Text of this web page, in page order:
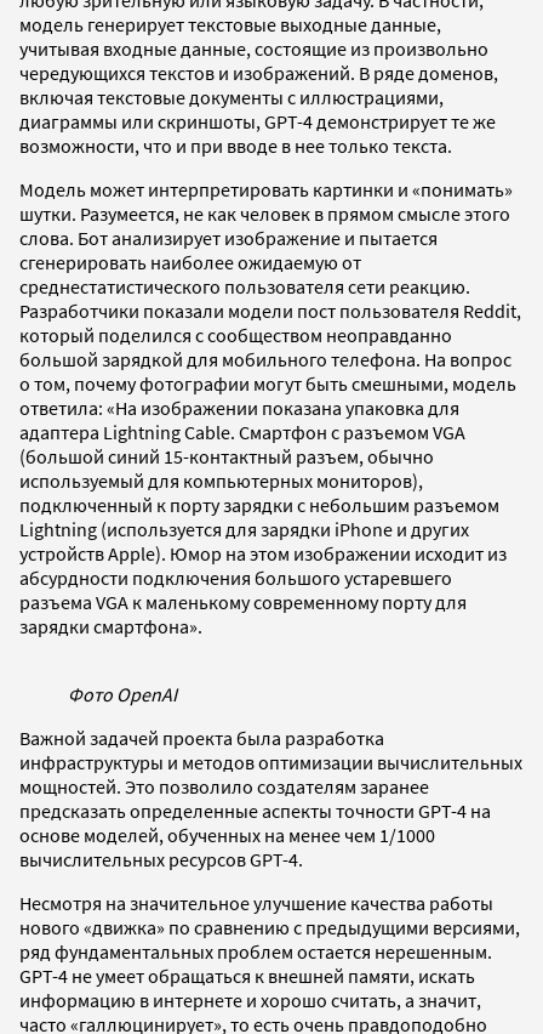
модель генерирует текстовые выходные данные,
учитывая входные данные, состоящие из произвольно
чередующихся текстов и изображений. В ряде доменов,
включая текстовые документы с иллюстрациями,
диаграммы или скриншоты, GPT-4 демонстрирует те же
возможности, что и при вводе в нее только текста.
Модель может интерпретировать картинки и «понимать»
шутки. Разумеется, не как человек в прямом смысле этого
слова. Бот анализирует изображение и пытается
сгенерировать наиболее ожидаемую от
среднестатистического пользователя сети реакцию.
Разработчики показали модели пост пользователя Reddit,
который поделился с сообществом неоправданно
большой зарядкой для мобильного телефона. На вопрос
о том, почему фотографии могут быть смешными, модель
ответила: «На изображении показана упаковка для
адаптера Lightning Cable. Смартфон с разъемом VGA
(большой синий 15-контактный разъем, обычно
используемый для компьютерных мониторов),
подключенный к порту зарядки с небольшим разъемом
Lightning (используется для зарядки iPhone и других
устройств Apple). Юмор на этом изображении исходит из
абсурдности подключения большого устаревшего
разъема VGA к маленькому современному порту для
зарядки смартфона».
Фото OpenAI
Важной задачей проекта была разработка
инфраструктуры и методов оптимизации вычислительных
мощностей. Это позволило создателям заранее
предсказать определенные аспекты точности GPT-4 на
основе моделей, обученных на менее чем 1/1000
вычислительных ресурсов GPT-4.
Несмотря на значительное улучшение качества работы
нового «движка» по сравнению с предыдущими версиями,
ряд фундаментальных проблем остается нерешенным.
GPT-4 не умеет обращаться к внешней памяти, искать
информацию в интернете и хорошо считать, а значит,
часто «галлюцинирует», то есть очень правдоподобно